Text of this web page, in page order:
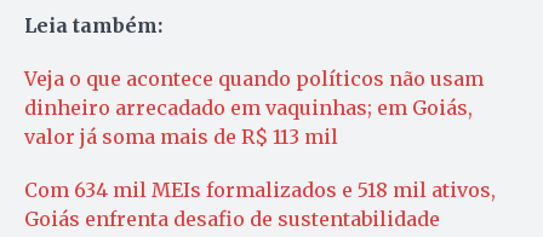
Leia também:
Veja o que acontece quando políticos não usam
dinheiro arrecadado em vaquinhas; em Goiás,
valor já soma mais de R$ 113 mil
Com 634 mil MEIs formalizados e 518 mil ativos,
Goiás enfrenta desafio de sustentabilidade